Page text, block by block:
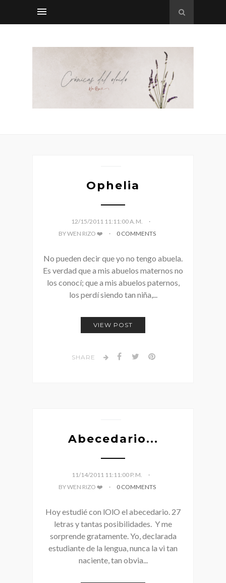
Ophelia
12/15/2011 11:11:00 A. M.
BY WEN RIZO ❤️
0 COMMENTS
No pueden decir que yo no tengo abuela.
Es verdad que a mis abuelos maternos no
los conocí; que a mis abuelos paternos,
los perdí siendo tan niña,...
VIEW POST
SHARE
Abecedario...
11/14/2011 11:11:00 P. M.
BY WEN RIZO ❤️
0 COMMENTS
Hoy estudié con lOlO el abecedario. 27
letras y tantas posibilidades. Y me
sorprende gratamente. Yo, declarada
estudiante de la lengua, nunca la vi tan
naciente, tan obvia...